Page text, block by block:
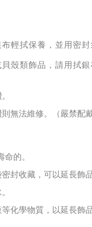
輕拭保養，並用密封
殼類飾品，請用拭銀
無法維修。（嚴禁配
的。
封收藏，可以延長飾
化學物質，以延長飾品